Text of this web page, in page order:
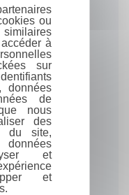
ou
à
sur
données
de
nous
des
du site,
et
et